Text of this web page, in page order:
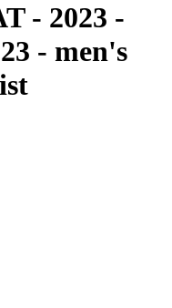
- 2023 -
- men's